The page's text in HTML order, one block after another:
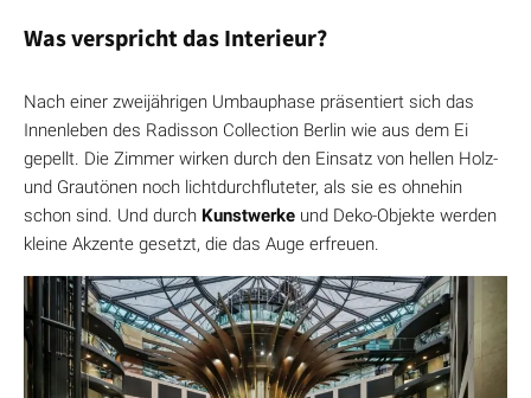
Was verspricht das Interieur?
Nach einer zweijährigen Umbauphase präsentiert sich das
Innenleben des Radisson Collection Berlin wie aus dem Ei
gepellt. Die Zimmer wirken durch den Einsatz von hellen Holz-
und Grautönen noch lichtdurchfluteter, als sie es ohnehin
schon sind. Und durch Kunstwerke und Deko-Objekte werden
kleine Akzente gesetzt, die das Auge erfreuen.